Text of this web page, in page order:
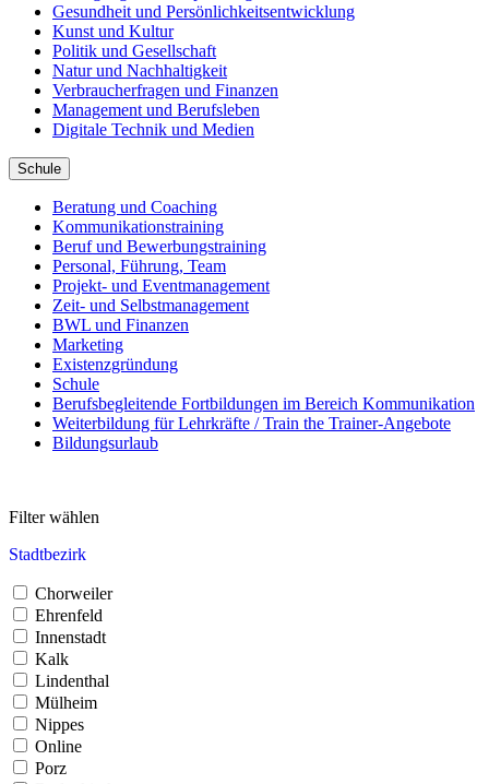
Gesundheit und Persönlichkeitsentwicklung
Kunst und Kultur
Politik und Gesellschaft
Natur und Nachhaltigkeit
Verbraucherfragen und Finanzen
Management und Berufsleben
Digitale Technik und Medien
Schule
Beratung und Coaching
Kommunikationstraining
Beruf und Bewerbungstraining
Personal, Führung, Team
Projekt- und Eventmanagement
Zeit- und Selbstmanagement
BWL und Finanzen
Marketing
Existenzgründung
Schule
Berufsbegleitende Fortbildungen im Bereich Kommunikation
Weiterbildung für Lehrkräfte / Train the Trainer-Angebote
Bildungsurlaub
Filter wählen
Stadtbezirk
Chorweiler
Ehrenfeld
Innenstadt
Kalk
Lindenthal
Mülheim
Nippes
Online
Porz